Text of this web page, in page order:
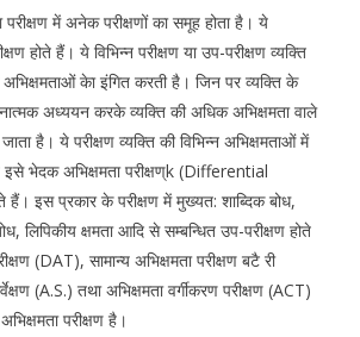
में अनेक परीक्षणों का समूह होता है। ये
होते हैं। ये विभिन्न परीक्षण या उप-परीक्षण व्यक्ति
अभिक्षमताओं केा इंगित करती है। जिन पर व्यक्ति के
अध्ययन करके व्यक्ति की अधिक अभिक्षमता वाले
जाता है। ये परीक्षण व्यक्ति की विभिन्न अभिक्षमताओं में
भेदक अभिक्षमता परीक्षण्k (Differential
इस प्रकार के परीक्षण में मुख्यत: शाब्दिक बोध,
लिपिकीय क्षमता आदि से सम्बन्धित उप-परीक्षण होते
(DAT), सामान्य अभिक्षमता परीक्षण बटै री
(A.S.) तथा अभिक्षमता वर्गीकरण परीक्षण (ACT)
परीक्षण है।